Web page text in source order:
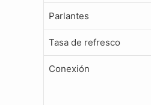
Parlantes
Tasa de refresco
Conexión